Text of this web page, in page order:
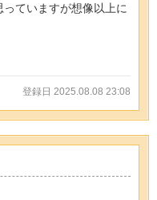
ていますが想像以上に
登録日 2025.08.08 23:08